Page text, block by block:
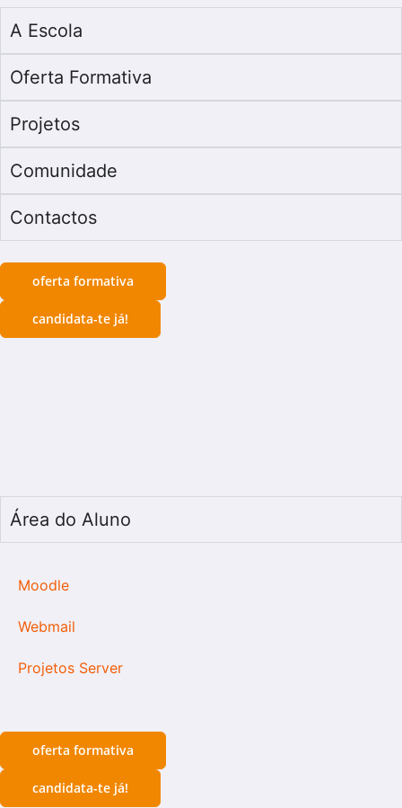
A Escola
Oferta Formativa
Projetos
Comunidade
Contactos
oferta formativa
candidata-te já!
Área do Aluno
Moodle
Webmail
Projetos Server
oferta formativa
candidata-te já!